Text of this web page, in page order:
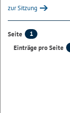
zur Sitzung
Seite
1
Einträge pro Seite